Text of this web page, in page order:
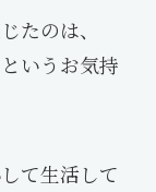
たのは、
いうお気持
て生活して